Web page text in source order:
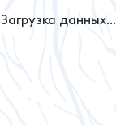
Загрузка данных...